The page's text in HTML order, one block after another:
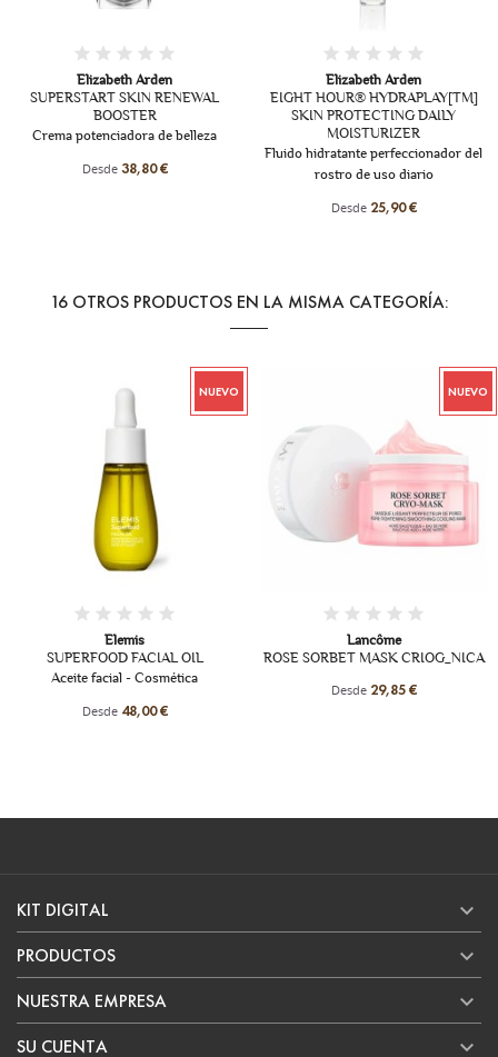
Elizabeth Arden
EIGHT HOUR® HYDRAPLAY[TM]
SKIN PROTECTING DAILY
MOISTURIZER
Fluido hidratante perfeccionador del
rostro de uso diario
Elizabeth Arden
ADVANCED CERAMIDE
FIRM NIGHT CREAM
Crema de noche
hidratación intensa
16 OTROS PRODUCTOS EN LA MISMA CATEGORÍA:
NUEVO
FACIAL OIL
- Cosmética
ROSE SORBET MASK CRIOG_NICA
CERAMIDE
KIT DIGITAL 
PRODUCTOS 
NUESTRA EMPRESA 
SU CUENTA 